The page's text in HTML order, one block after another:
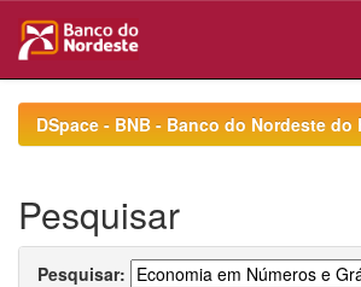
navigationDSpace - BNB - Banco do Nordeste do
Pesquisar
Pesquisar: